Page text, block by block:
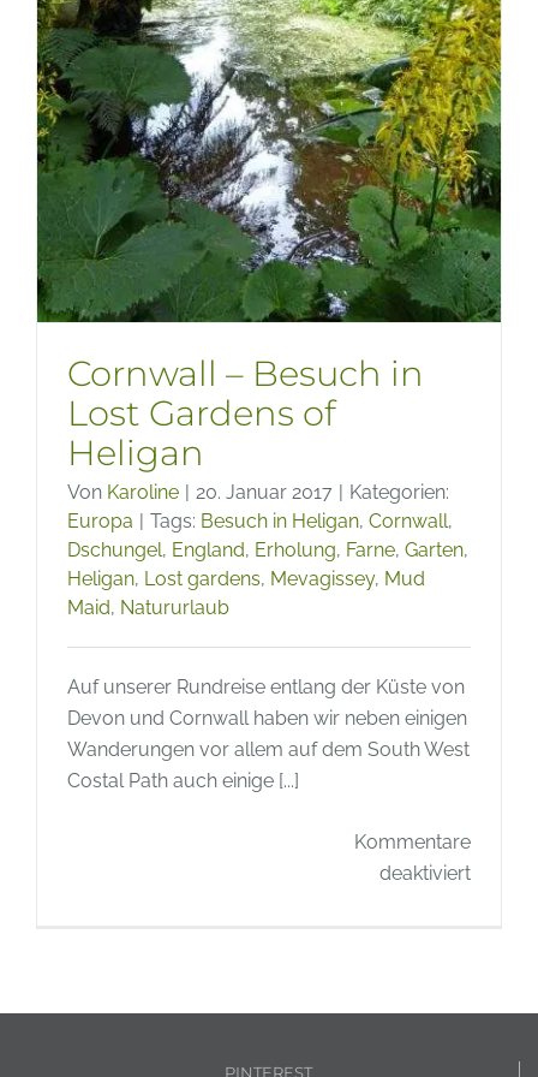
Cornwall – Besuch in
Lost Gardens of
Heligan
Von Karoline | 20. Januar 2017 | Kategorien:
Europa | Tags: Besuch in Heligan, Cornwall,
Dschungel, England, Erholung, Farne, Garten,
Heligan, Lost gardens, Mevagissey, Mud
Maid, Natururlaub
Auf unserer Rundreise entlang der Küste von
Devon und Cornwall haben wir neben einigen
Wanderungen vor allem auf dem South West
Costal Path auch einige [...]
Kommentare
deaktiviertfür
PINTEREST